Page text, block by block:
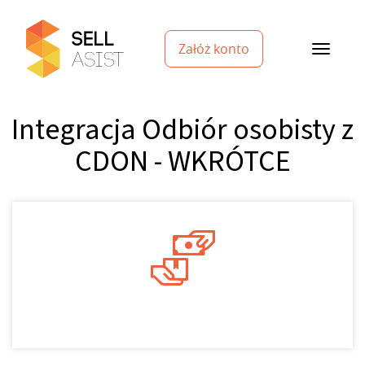
Załóż konto
Integracja Odbiór osobisty z
CDON - WKRÓTCE